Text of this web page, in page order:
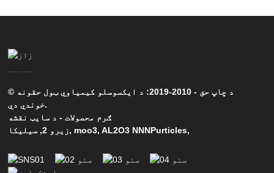
© د چاپ حق - 2010-2019: د ایکسوسلو کیمیاوي ټول حقونه
خوندي دي.
ګرم محصولات- د سایټ نقشه
زیرو 2
, سیلیکا , moo3,AL2O3 NNNPurticles,